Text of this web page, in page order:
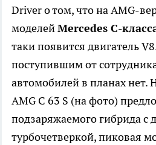
Driver о том, что на AMG-
моделейMercedes C-
таки появится двигатель
поступившим от
автомобилей в планах нет.
AMG C 63 S (на фото)
подзаряжаемого гибрида с
турбочетверкой, пиковая